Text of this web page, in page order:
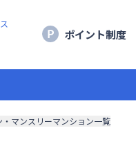
ポイント制度
マンスリーマンション一覧